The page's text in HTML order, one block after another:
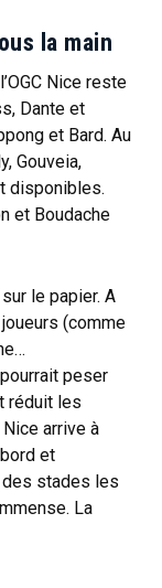
la main
Nice reste
Dante et
et Bard. Au
Gouveia,
disponibles.
et Boudache
le papier. A
(comme
peser
réduit les
arrive à
et
des stades les
La